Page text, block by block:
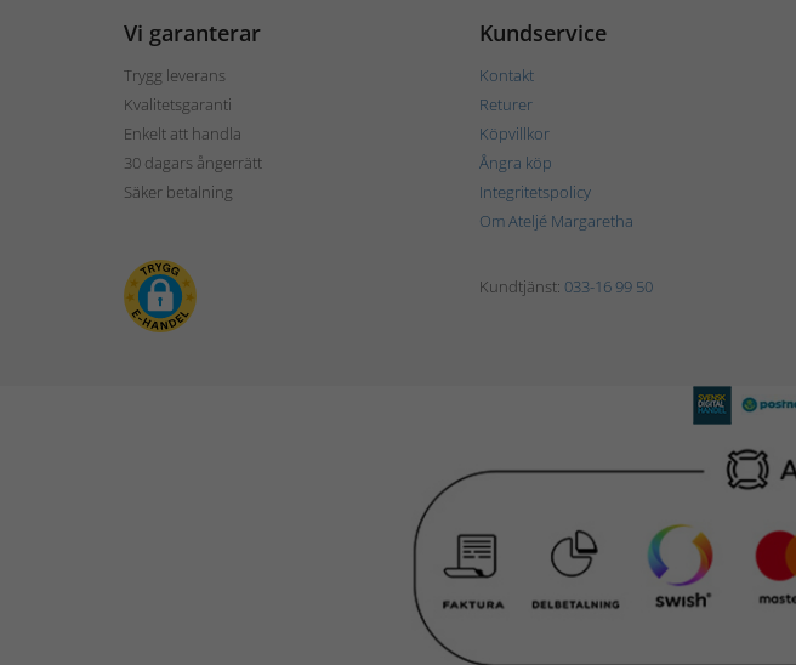
Vi garanterar
Trygg leverans
Kvalitetsgaranti
Enkelt att handla
30 dagars ångerrätt
Säker betalning
Kundservice
Kontakt
Returer
Köpvillkor
Ångra köp
Integritetspolicy
Om Ateljé Margaretha
Kundtjänst: 033-16 99 50